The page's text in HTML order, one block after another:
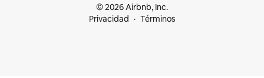
© 2026 Airbnb, Inc.
Privacidad
Términos